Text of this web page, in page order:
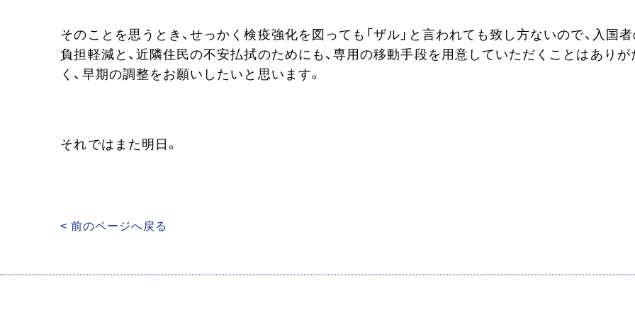
そのことを思うとき、せっかく検疫強化を図っても「ザル」と言われても致し方ないので、入国
負担軽減と、近隣住民の不安払拭のためにも、専用の移動手段を用意していただくことはありが
く、早期の調整をお願いしたいと思います。
それではまた明日。
< 前のページへ戻る